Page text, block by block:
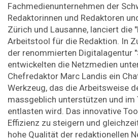
Fachmedienunternehmen der
Redaktorinnen und Redaktoren
Zürich und Lausanne, lanciert die
Arbeitstool für die Redaktion. In
der renommierten Digitalagentur
entwickelten die Netzmedien
Chefredaktor Marc Landis ein
Werkzeug, das die Arbeitsweise
massgeblich unterstützen und
entlasten wird. Das innovative
Effizienz zu steigern und
hohe Qualität der redaktionellen